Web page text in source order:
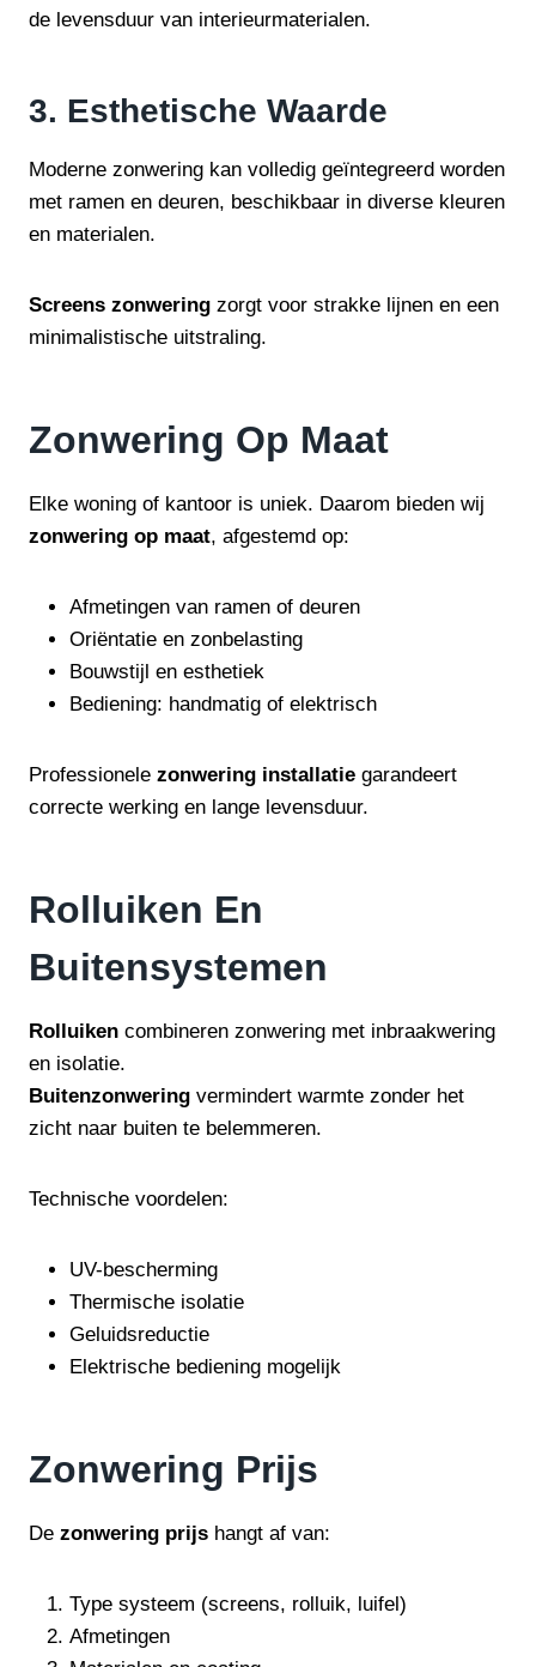
de levensduur van interieurmaterialen.
3. Esthetische Waarde
Moderne zonwering kan volledig geïntegreerd worden
met ramen en deuren, beschikbaar in diverse kleuren
en materialen.
Screens zonwering zorgt voor strakke lijnen en een
minimalistische uitstraling.
Zonwering Op Maat
Elke woning of kantoor is uniek. Daarom bieden wij
zonwering op maat, afgestemd op:
Afmetingen van ramen of deuren
Oriëntatie en zonbelasting
Bouwstijl en esthetiek
Bediening: handmatig of elektrisch
Professionele zonwering installatie garandeert
correcte werking en lange levensduur.
Rolluiken En
Buitensystemen
Rolluiken combineren zonwering met inbraakwering
en isolatie.
Buitenzonwering vermindert warmte zonder het
zicht naar buiten te belemmeren.
Technische voordelen:
UV-bescherming
Thermische isolatie
Geluidsreductie
Elektrische bediening mogelijk
Zonwering Prijs
De zonwering prijs hangt af van:
Type systeem (screens, rolluik, luifel)
Afmetingen